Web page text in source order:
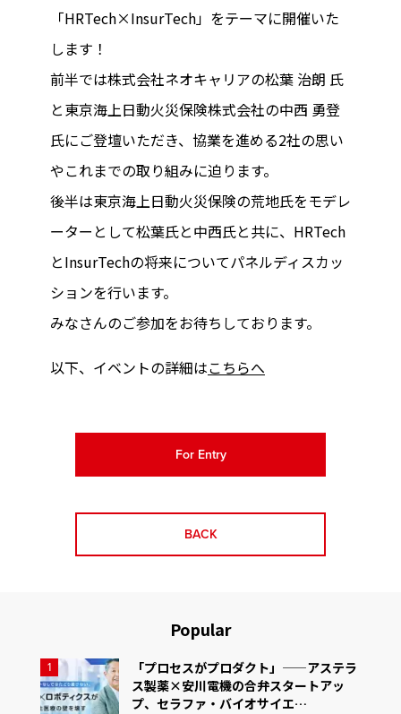
「HRTech×InsurTech」をテーマに開催いた
します！
前半では株式会社ネオキャリアの松葉 治朗 氏
と東京海上日動火災保険株式会社の中西 勇登
氏にご登壇いただき、協業を進める2社の思い
やこれまでの取り組みに迫ります。
後半は東京海上日動火災保険の荒地氏をモデレ
ーターとして松葉氏と中西氏と共に、HRTech
とInsurTechの将来についてパネルディスカッ
ションを行います。
みなさんのご参加をお待ちしております。
以下、イベントの詳細はこちらへ
For Entry
BACK
Popular
1
「プロセスがプロダクト」——アステラ
ス製薬×安川電機の合弁スタートアッ
プ、セラファ・バイオサイエ…